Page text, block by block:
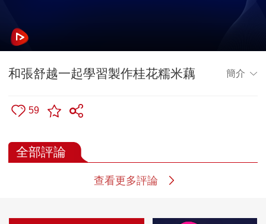
和張舒越一起學習製作桂花糯米藕 簡介
59
全部評論
查看更多評論